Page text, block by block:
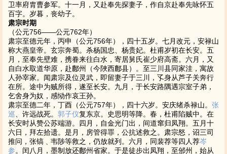
卫率府胄曹参军。十一月，又赴奉先探妻子，作自京赴奉先咏怀五
百字。岁暮，丧幼子。
肃宗时期
（公元756——公元762年）
肃宗至德元年，丙申（公元756年），四十五岁。七月改元，安禄山
称大燕皇帝。玄宗奔蜀。杀杨国忠、杨贵妃。杜甫岁初在长安。五
月，至奉先壁难，携眷来往白水，寄居舅氏崔少府高斋。六月，又
自白水取道华原，赴鄜州（今陜西鄜县）。至三川县同家洼，寓故
人孙宰家。闻肃宗及位灵武，即留妻子于三川，孓身从芦子关奔行
在所。途中为贼所得，遂至长安。九月，于长安路隅遇宗室子弟，
乞舍身为奴，感恸作哀王孙。
肃宗至德二年，丁酉（公元757年），四十六岁。安庆绪杀禄山。 张
巡 、许远战死。 郭子仪复东京。史思明等降。春，杜甫陷贼中。在
长安时从赞公苏端游。四月，自金光门出，间道窜归凤翔。五月十
六日，拜左拾遗。是月，房管得罪，公抗述救之。肃宗怒，诏三司
推问，张镐﹑韦陟等救之，仍放就列。六月，同裴荐等四人荐岑
参。闰八月，墨制放还鄜州省家。于是徒步出凤翔，至邠州，始从